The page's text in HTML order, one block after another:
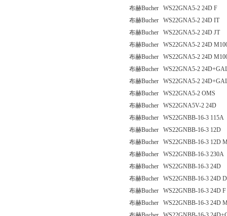
布赫Bucher WS22GNA5-2 24D F
布赫Bucher WS22GNA5-2 24D IT
布赫Bucher WS22GNA5-2 24D JT
布赫Bucher WS22GNA5-2 24D
布赫Bucher WS22GNA5-2 24D
布赫Bucher WS22GNA5-2
布赫Bucher WS22GNA5-2
布赫Bucher WS22GNA5-2 OMS
布赫Bucher WS22GNA5V-2 24D
布赫Bucher WS22GNBB-16-3 115A
布赫Bucher WS22GNBB-16-3 12D
布赫Bucher WS22GNBB-16-3 12D
布赫Bucher WS22GNBB-16-3 230A
布赫Bucher WS22GNBB-16-3 24D
布赫Bucher WS22GNBB-16-3 24D
布赫Bucher WS22GNBB-16-3 24D F
布赫Bucher WS22GNBB-16-3 24D